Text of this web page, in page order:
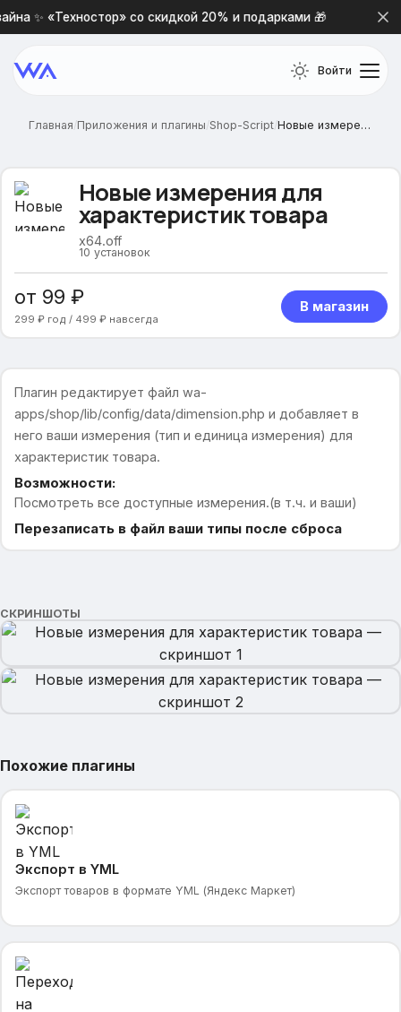
✨ «Техностор» со скидкой 20% и подарками 🎁
Войти
Главная/Приложения и плагины/Shop-Script/ Новые измерения для характеристик товара
Новые измерения для
характеристик товара
x64.off
10 установок
от 99 ₽
299 ₽ год / 499 ₽ навсегда
В магазин
Плагин редактирует файл wa-
apps/shop/lib/config/data/dimension.php и добавляет в
него ваши измерения (тип и единица измерения) для
характеристик товара.
Возможности:
Посмотреть все доступные измерения.(в т.ч. и ваши)
Перезаписать в файл ваши типы после сброса
СКРИНШОТЫ
Похожие плагины
Экспорт в YML
Экспорт товаров в формате YML (Яндекс Маркет)